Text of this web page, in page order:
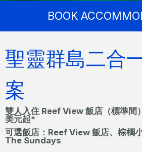
BOOK
聖靈群島二合
案
雙人入住 Reef View 飯店（標準
美元起*
可選飯店：Reef View 飯店、棕櫚
The Sundays